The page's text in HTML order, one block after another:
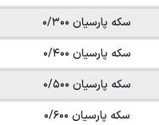
سکه پارسیان ۰/۳۰۰
سکه پارسیان ۰/۴۰۰
سکه پارسیان ۰/۵۰۰
سکه پارسیان ۰/۶۰۰